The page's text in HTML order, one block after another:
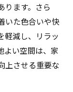
ります。さら
いた色合いや快
軽減し、リラッ
よい空間は、家
上させる重要な